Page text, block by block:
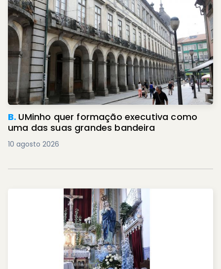
B. UMinho quer formação executiva como
uma das suas grandes bandeira
10 agosto 2026